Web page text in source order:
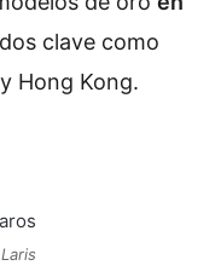
clave como
Hong Kong.